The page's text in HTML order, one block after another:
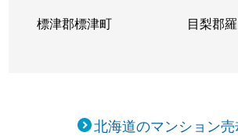
標津郡標津町 目梨郡
北海道のマンション